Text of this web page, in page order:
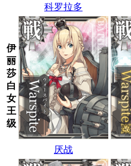
科罗拉多
伊
丽
莎
白
女
王
级
厌战